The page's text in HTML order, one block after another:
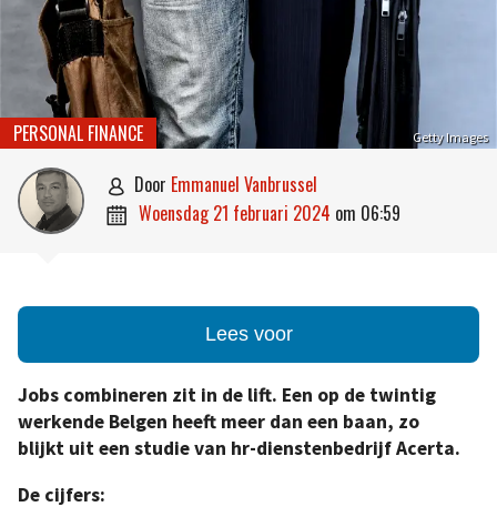
Getty Images
PERSONAL FINANCE
 door Emmanuel Vanbrussel
 woensdag 21 februari 2024 om 06:59
Lees voor
Jobs combineren zit in de lift. Een op de twintig
werkende Belgen heeft meer dan een baan, zo
blijkt uit een studie van hr-dienstenbedrijf Acerta.
De cijfers: